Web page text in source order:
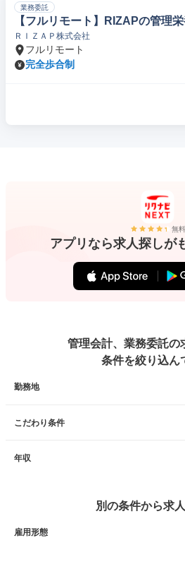
業務委託
【フルリモート】RIZAPの管理
ＲＩＺＡＰ株式会社
フルリモート
完全歩合制
無料
アプリなら求人探しが
管理会計、業務委託の
条件を絞り込ん
勤務地
こだわり条件
年収
別の条件から求
雇用形態